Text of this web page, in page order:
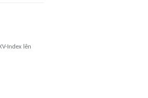
Index lên